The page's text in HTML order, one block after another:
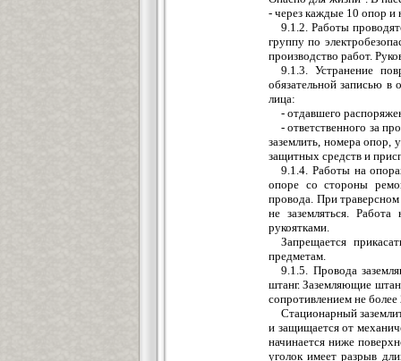
- через каждые 10 опор и
9.1.2. Работы
группу по
производство работ.
9.1.3. Устранение
обязательной записью в
лица:
- отдавшего
- ответственного за
заземлить, номера опор,
защитных средств и
9.1.4. Работы на
опоре со стороны
провода. При
не заземляться.
рукоятками.
Запрещается
предметам.
9.1.5. Провода
штанг. Заземляющие
сопротивлением не
Стационарный
и защищается от
начинается ниже
уголок имеет разрыв